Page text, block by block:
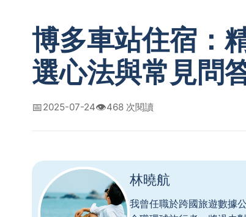
博多車站住宿：
選心法與常見問
📅2025-07-24👁️468 次閱讀
林曉航
我曾任職於跨國旅遊數據